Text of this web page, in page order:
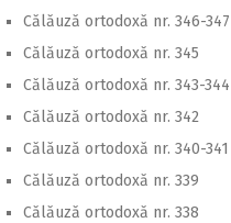
Călăuză ortodoxă nr. 346-347
Călăuză ortodoxă nr. 345
Călăuză ortodoxă nr. 343-344
Călăuză ortodoxă nr. 342
Călăuză ortodoxă nr. 340-341
Călăuză ortodoxă nr. 339
Călăuză ortodoxă nr. 338